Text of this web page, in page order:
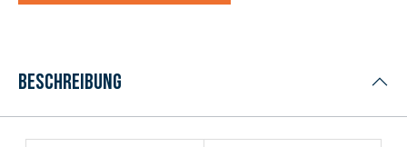
Beschreibung